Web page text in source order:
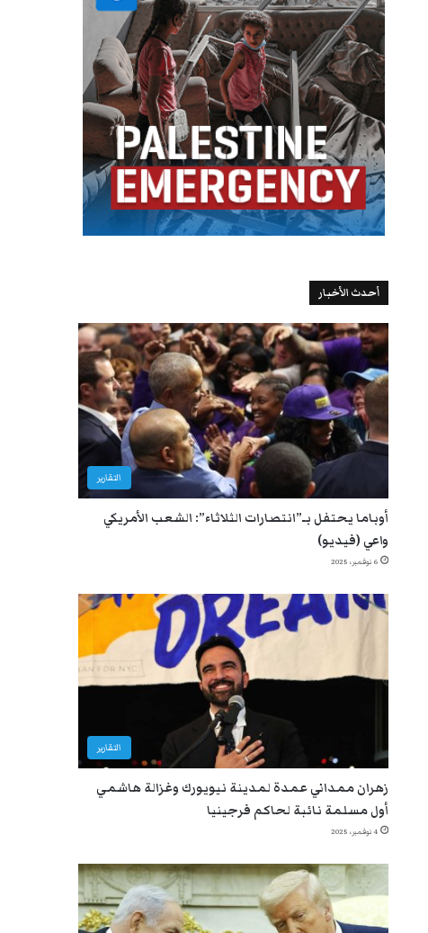
أحدث الأخبار
التقارير
أوباما يحتفل بـ”انتصارات الثلاثاء”: الشعب الأمريكي
واعي (فيديو)
6 نوفمبر، 2025
التقارير
زهران ممداني عمدة لمدينة نيويورك وغزالة هاشمي
أول مسلمة نائبة لحاكم فرجينيا
4 نوفمبر، 2025